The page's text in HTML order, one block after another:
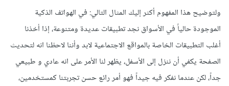
ولتوضيح هذا المفهوم أكثر إليك المثال التالي: في الهواتف الذكية
الموجودة حالياً في الأسواق نجد تطبيقات عديدة ومتنوعة، إذا أخذنا
أغلب التطبيقات الخاصة بالمواقع الاجتماعية لابد وأننا لاحظنا انه لتحديث
الصفحة يكفي أن ننزل إلى الأسفل، يظهر لنا الأمر على انه عادي و طبيعي
جداً، لكن عندما نفكر فيه جيداً فهو أمر رائع حسن تجربتنا كمستخدمين،